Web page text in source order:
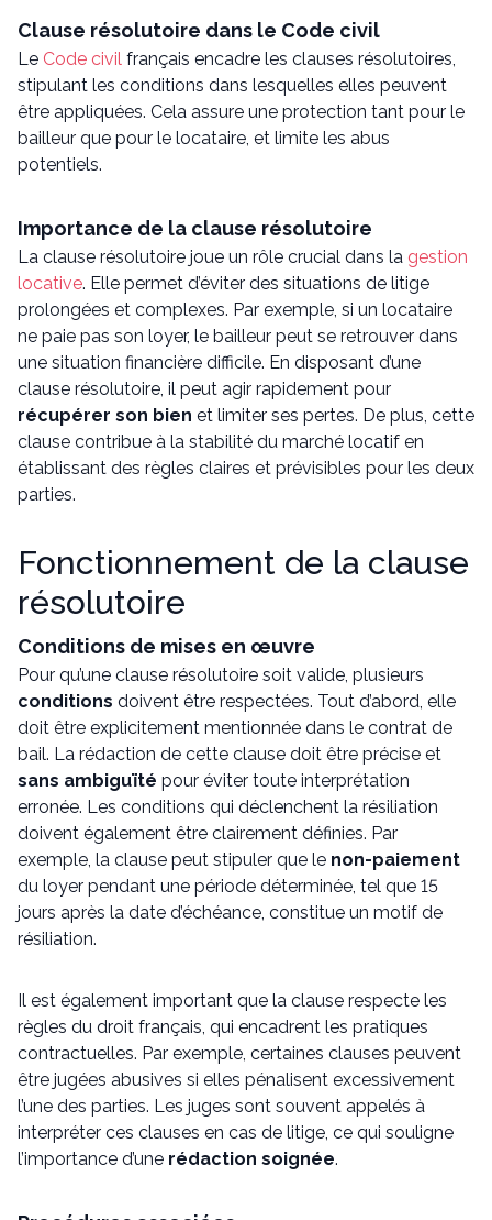
Clause résolutoire dans le Code civil
Le Code civil français encadre les clauses résolutoires,
stipulant les conditions dans lesquelles elles peuvent
être appliquées. Cela assure une protection tant pour le
bailleur que pour le locataire, et limite les abus
potentiels.
Importance de la clause résolutoire
La clause résolutoire joue un rôle crucial dans la gestion
locative. Elle permet d’éviter des situations de litige
prolongées et complexes. Par exemple, si un locataire
ne paie pas son loyer, le bailleur peut se retrouver dans
une situation financière difficile. En disposant d’une
clause résolutoire, il peut agir rapidement pour
récupérer son bien et limiter ses pertes. De plus, cette
clause contribue à la stabilité du marché locatif en
établissant des règles claires et prévisibles pour les deux
parties.
Fonctionnement de la clause
résolutoire
Conditions de mises en œuvre
Pour qu’une clause résolutoire soit valide, plusieurs
conditions doivent être respectées. Tout d’abord, elle
doit être explicitement mentionnée dans le contrat de
bail. La rédaction de cette clause doit être précise et
sans ambiguïté pour éviter toute interprétation
erronée. Les conditions qui déclenchent la résiliation
doivent également être clairement définies. Par
exemple, la clause peut stipuler que le non-paiement
du loyer pendant une période déterminée, tel que 15
jours après la date d’échéance, constitue un motif de
résiliation.
Il est également important que la clause respecte les
règles du droit français, qui encadrent les pratiques
contractuelles. Par exemple, certaines clauses peuvent
être jugées abusives si elles pénalisent excessivement
l’une des parties. Les juges sont souvent appelés à
interpréter ces clauses en cas de litige, ce qui souligne
l’importance d’une rédaction soignée.